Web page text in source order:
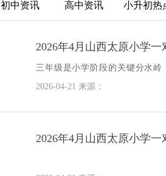
初中资讯 高中资讯 小升初热
2026年4月山西太原小学
三年级是小学阶段的关键分水
加。许多孩子在此阶段出现成绩
2026-04-21 来源：
2026年4月山西太原小学